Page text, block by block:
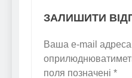
ЗАЛИШИТИ
Ваша e-mail
поля позначені *